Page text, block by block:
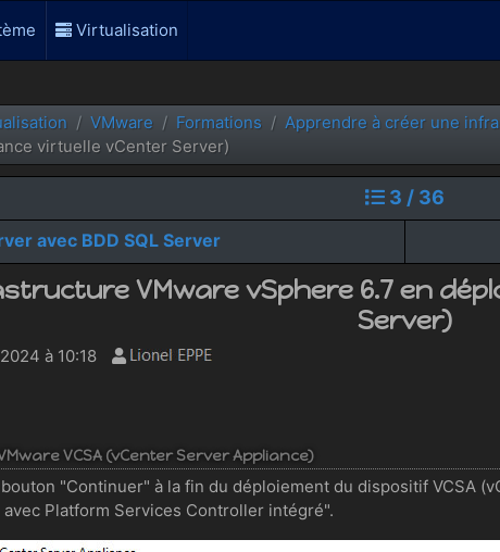
Virtualisation
VMware Formations
Apprendre à créer une
virtuelle vCenter Server)
3 / 36
avec BDD SQL Server
VMware vSphere 6.7 en
Server)
à 10:18
VCSA (vCenter Server Appliance)
"Continuer" à la fin du déploiement du dispositif VCSA
Platform Services Controller intégré".